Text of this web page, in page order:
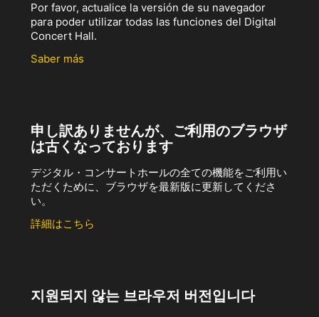
Por favor, actualice la versión de su navegador
para poder utilizar todas las funciones del Digital
Concert Hall.
Saber más
申し訳ありませんが、ご利用のブラウザ
は古くなっております
デジタル・コンサートホールの全ての機能をご利用い
ただくために、ブラウザを最新版に更新してくださ
い。
詳細はこちら
지원되지 않는 브라우저 버전입니다